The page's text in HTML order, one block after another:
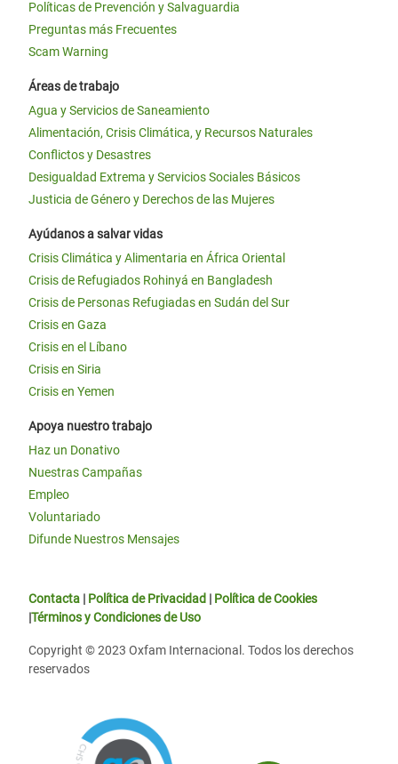
Políticas de Prevención y Salvaguardia
Preguntas más Frecuentes
Scam Warning
Áreas de trabajo
Agua y Servicios de Saneamiento
Alimentación, Crisis Climática, y Recursos Naturales
Conflictos y Desastres
Desigualdad Extrema y Servicios Sociales Básicos
Justicia de Género y Derechos de las Mujeres
Ayúdanos a salvar vidas
Crisis Climática y Alimentaria en África Oriental
Crisis de Refugiados Rohinyá en Bangladesh
Crisis de Personas Refugiadas en Sudán del Sur
Crisis en Gaza
Crisis en el Líbano
Crisis en Siria
Crisis en Yemen
Apoya nuestro trabajo
Haz un Donativo
Nuestras Campañas
Empleo
Voluntariado
Difunde Nuestros Mensajes
Contacta | Política de Privacidad | Política de Cookies
|Términos y Condiciones de Uso
Copyright © 2023 Oxfam Internacional. Todos los derechos
reservados